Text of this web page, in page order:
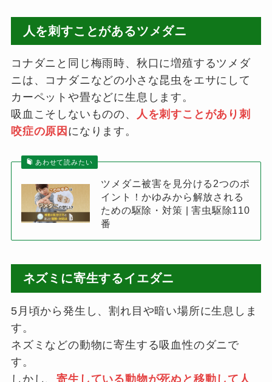
人を刺すことがあるツメダニ
コナダニと同じ梅雨時、秋口に増殖するツメダ
ニは、コナダニなどの小さな昆虫をエサにして
カーペットや畳などに生息します。
吸血こそしないものの、
人を刺すことがあり刺
咬症の原因 になります。
あわせて読みたい
ツメダニ被害を見分ける2つのポ
イント！かゆみから解放される
ための駆除・対策 | 害虫駆除110
番
ネズミに寄生するイエダニ
5月頃から発生し、割れ目や暗い場所に生息しま
す。
ネズミなどの動物に寄生する吸血性のダニで
す。
しかし、寄生している動物が死ぬと移動して人